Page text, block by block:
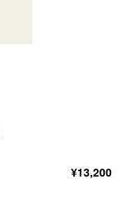
¥13,200